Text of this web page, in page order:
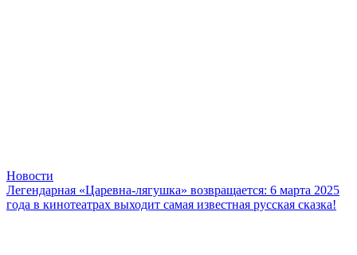
Новости
Легендарная «Царевна-лягушка» возвращается: 6 марта 2025
года в кинотеатрах выходит самая известная русская сказка!